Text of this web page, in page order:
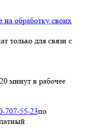
на обработку своих
только для связи с
минут в рабочее
707-55-23по